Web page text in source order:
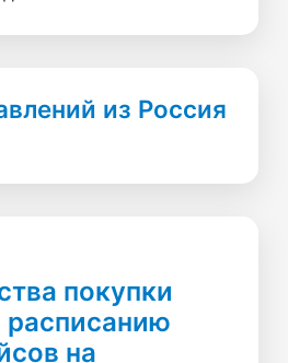
из Россия
покупки
расписанию
на